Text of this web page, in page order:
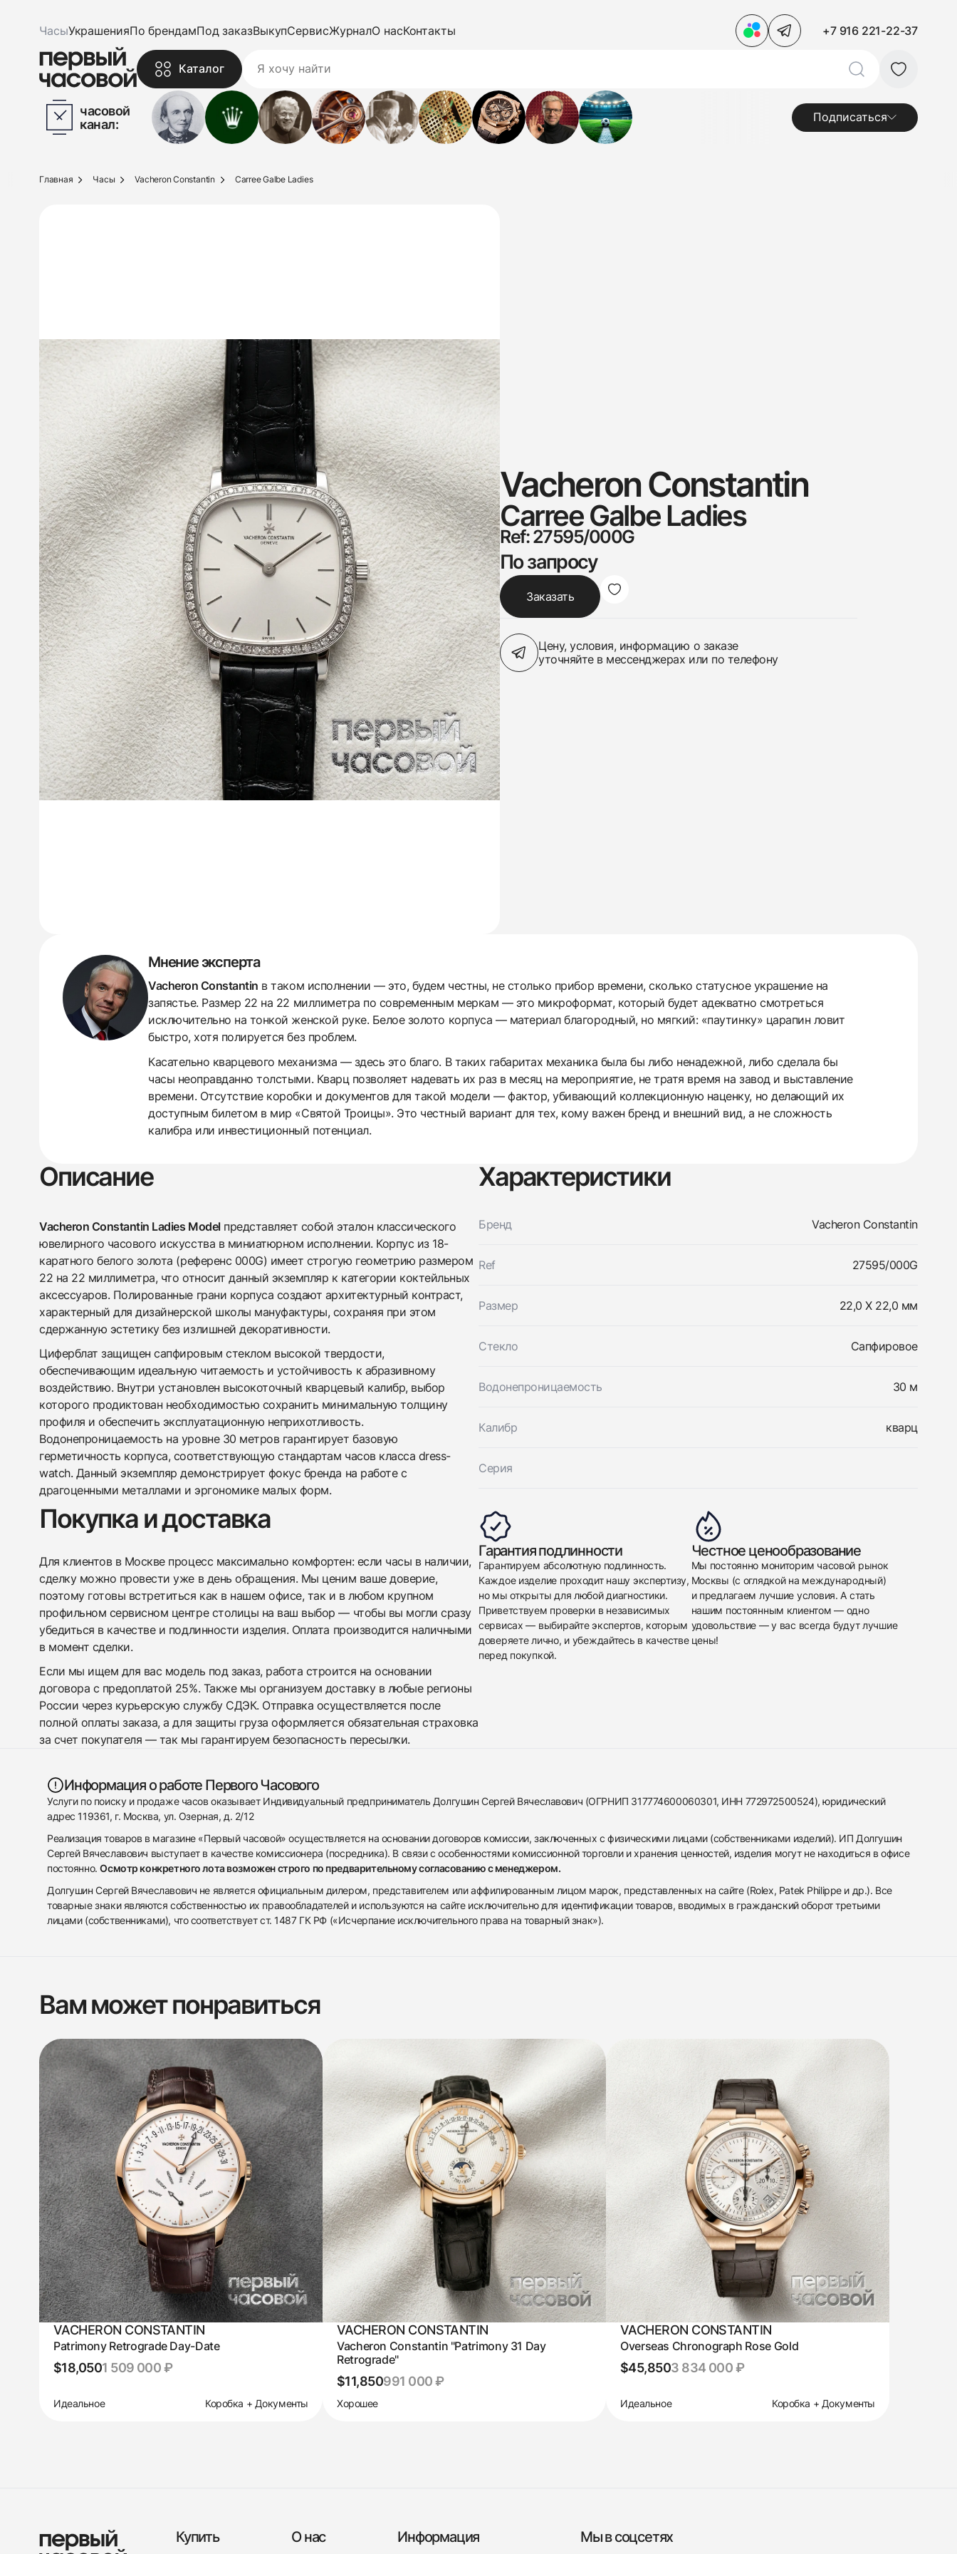
ЧасыУкрашенияПо брендамПод заказВыкупСервисЖурналО насКонтакты +7 916 221-22-37
Каталог
часовой
канал:
Подписаться
438
285
145
142
205
204
195
150
6
Главная Часы Vacheron Constantin Carree Galbe Ladies
Vacheron Constantin
Carree Galbe Ladies
Ref: 27595/000G
По запросу
Заказать
Цену, условия, информацию о заказе
уточняйте в мессенджерах или по телефону
Мнение эксперта
Vacheron Constantin в таком исполнении — это, будем честны, не столько прибор времени, сколько статусное украшение на
запястье. Размер 22 на 22 миллиметра по современным меркам — это микроформат, который будет адекватно смотреться
исключительно на тонкой женской руке. Белое золото корпуса — материал благородный, но мягкий: «паутинку» царапин ловит
быстро, хотя полируется без проблем.
Касательно кварцевого механизма — здесь это благо. В таких габаритах механика была бы либо ненадежной, либо сделала бы
часы неоправданно толстыми. Кварц позволяет надевать их раз в месяц на мероприятие, не тратя время на завод и выставление
времени. Отсутствие коробки и документов для такой модели — фактор, убивающий коллекционную наценку, но делающий их
доступным билетом в мир «Святой Троицы». Это честный вариант для тех, кому важен бренд и внешний вид, а не сложность
калибра или инвестиционный потенциал.
Описание
Vacheron Constantin Ladies Modelпредставляет собой эталон классического
ювелирного часового искусства в миниатюрном исполнении. Корпус из 18-
каратного белого золота (референс 000G) имеет строгую геометрию размером
22 на 22 миллиметра, что относит данный экземпляр к категории коктейльных
аксессуаров. Полированные грани корпуса создают архитектурный контраст,
характерный для дизайнерской школы мануфактуры, сохраняя при этом
сдержанную эстетику без излишней декоративности.
Циферблат защищен сапфировым стеклом высокой твердости,
обеспечивающим идеальную читаемость и устойчивость к абразивному
воздействию. Внутри установлен высокоточный кварцевый калибр, выбор
которого продиктован необходимостью сохранить минимальную толщину
профиля и обеспечить эксплуатационную неприхотливость.
Водонепроницаемость на уровне 30 метров гарантирует базовую
герметичность корпуса, соответствующую стандартам часов класса dress-
watch. Данный экземпляр демонстрирует фокус бренда на работе с
драгоценными металлами и эргономике малых форм.
Характеристики
Бренд Vacheron Constantin
Ref 27595/000G
Размер 22,0 Х 22,0 мм
Стекло Сапфировое
Водонепроницаемость 30 м
Калибр кварц
Серия
Покупка и доставка
Для клиентов в Москве процесс максимально комфортен: если часы в наличии,
сделку можно провести уже в день обращения. Мы ценим ваше доверие,
поэтому готовы встретиться как в нашем офисе, так и в любом крупном
профильном сервисном центре столицы на ваш выбор — чтобы вы могли сразу
убедиться в качестве и подлинности изделия. Оплата производится наличными
в момент сделки.
Если мы ищем для вас модель под заказ, работа строится на основании
договора с предоплатой 25%. Также мы организуем доставку в любые регионы
России через курьерскую службу СДЭК. Отправка осуществляется после
полной оплаты заказа, а для защиты груза оформляется обязательная страховка
за счет покупателя — так мы гарантируем безопасность пересылки.
Гарантия подлинности
Гарантируем абсолютную подлинность.
Каждое изделие проходит нашу экспертизу,
но мы открыты для любой диагностики.
Приветствуем проверки в независимых
сервисах — выбирайте экспертов, которым
доверяете лично, и убеждайтесь в качестве
перед покупкой.
Честное ценообразование
Мы постоянно мониторим часовой рынок
Москвы (с оглядкой на международный)
и предлагаем лучшие условия. А стать
нашим постоянным клиентом — одно
удовольствие — у вас всегда будут лучшие
цены!
Информация о работе Первого Часового
Услуги по поиску и продаже часов оказывает Индивидуальный предприниматель Долгушин Сергей Вячеславович (ОГРНИП 317774600060301, ИНН 772972500524), юридический
адрес 119361, г. Москва, ул. Озерная, д. 2/12
Реализация товаров в магазине «Первый часовой» осуществляется на основании договоров комиссии, заключенных с физическими лицами (собственниками изделий). ИП Долгушин
Сергей Вячеславович выступает в качестве комиссионера (посредника). В связи с особенностями комиссионной торговли и хранения ценностей, изделия могут не находиться в офисе
постоянно.Осмотр конкретного лота возможен строго по предварительному согласованию с менеджером.
Долгушин Сергей Вячеславович не является официальным дилером, представителем или аффилированным лицом марок, представленных на сайте (Rolex, Patek Philippe и др.). Все
товарные знаки являются собственностью их правообладателей и используются на сайте исключительно для идентификации товаров, вводимых в гражданский оборот третьими
лицами (собственниками), что соответствует ст. 1487 ГК РФ («Исчерпание исключительного права на товарный знак»).
Заказать эти часы
Оставьте ваши контактные данные и мы свяжемся с
вами
Vacheron Constantin
Carree Galbe Ladies
Хорошее
$3,100
Оставьте ваши контактные данные и мы свяжемся с
Vacheron Constantin
Carree Galbe Ladies
Хорошее
$3,100
Приложите фото ваших часов…
Вам может понравиться
VACHERON CONSTANTIN
Patrimony Retrograde Day-Date
$18,0501 509 000 ₽
Идеальное Коробка + Документы
VACHERON CONSTANTIN
Vacheron Constantin "Patrimony 31 Day
Retrograde"
$11,850991 000 ₽
Хорошее
VACHERON CONSTANTIN
Overseas Chronograph Rose Gold
$45,8503 834 000 ₽
Идеальное Коробка + Документы
Купить О нас Информация Мы в соцсетях